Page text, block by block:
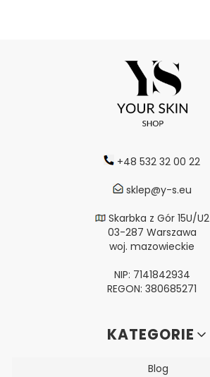
+48 532 32 00 22
sklep@y-s.eu
Skarbka z Gór 15U/U2
03-287 Warszawa
woj. mazowieckie
NIP: 7141842934
REGON: 380685271
Linki w stopceKATEGORIE
Blog